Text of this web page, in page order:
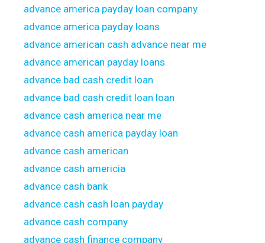
advance america payday loan company
advance america payday loans
advance american cash advance near me
advance american payday loans
advance bad cash credit loan
advance bad cash credit loan loan
advance cash america near me
advance cash america payday loan
advance cash american
advance cash americia
advance cash bank
advance cash cash loan payday
advance cash company
advance cash finance company